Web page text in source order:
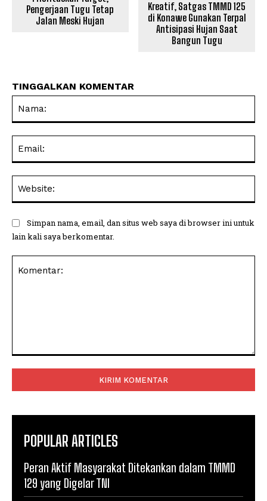
Pengerjaan Tugu Tetap
Jalan Meski Hujan
Kreatif, Satgas TMMD 125
di Konawe Gunakan Terpal
Antisipasi Hujan Saat
Bangun Tugu
TINGGALKAN KOMENTAR
Simpan nama, email, dan situs web saya di browser ini untuk
lain kali saya berkomentar.
POPULAR ARTICLES
Peran Aktif Masyarakat Ditekankan dalam TMMD
129 yang Digelar TNI